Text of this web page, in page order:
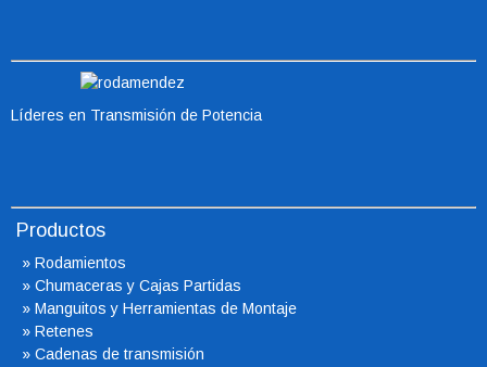
Líderes en Transmisión de Potencia
Productos
» Rodamientos
» Chumaceras y Cajas Partidas
» Manguitos y Herramientas de Montaje
» Retenes
» Cadenas de transmisión